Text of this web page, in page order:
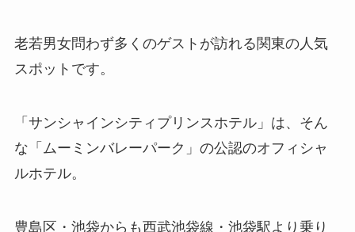
老若男女問わず多くのゲストが訪れる関東の人気
スポットです。
「サンシャインシティプリンスホテル」は、そん
な「ムーミンバレーパーク」の公認のオフィシャ
ルホテル。
豊島区・池袋からも西武池袋線・池袋駅より乗り